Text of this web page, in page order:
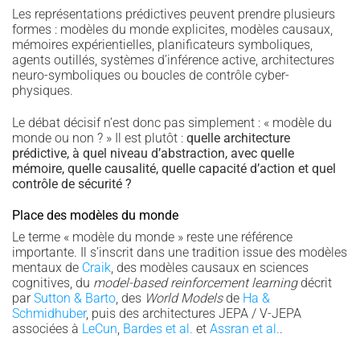
Les représentations prédictives peuvent prendre plusieurs
formes : modèles du monde explicites, modèles causaux,
mémoires expérientielles, planificateurs symboliques,
agents outillés, systèmes d’inférence active, architectures
neuro-symboliques ou boucles de contrôle cyber-
physiques.
Le débat décisif n’est donc pas simplement : « modèle du
monde ou non ? » Il est plutôt : quelle architecture
prédictive, à quel niveau d’abstraction, avec quelle
mémoire, quelle causalité, quelle capacité d’action et quel
contrôle de sécurité ?
Place des modèles du monde
Le terme « modèle du monde » reste une référence
importante. Il s’inscrit dans une tradition issue des modèles
mentaux de Craik, des modèles causaux en sciences
cognitives, du model-based reinforcement learningdécrit
parSutton & Barto, des World Modelsde Ha &
Schmidhuber, puis des architectures JEPA / V-JEPA
associées à LeCun, Bardes et al. et Assran et al..